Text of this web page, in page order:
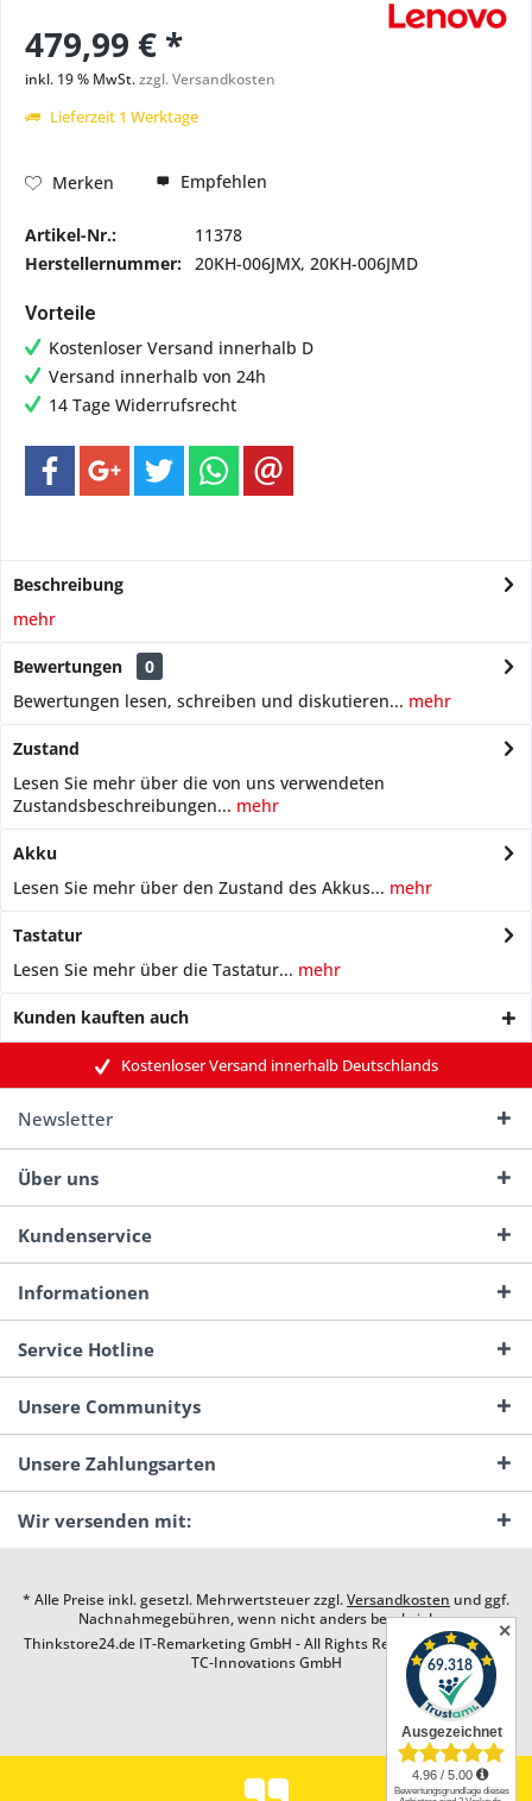
479,99 € *
inkl. 19 % MwSt.zzgl. Versandkosten
Lieferzeit 1 Werktage
Merken Empfehlen
Artikel-Nr.:
11378
Herstellernummer: 20KH-006JMX, 20KH-006JMD
Vorteile
Kostenloser Versand innerhalb D
Versand innerhalb von 24h
14 Tage Widerrufsrecht
Beschreibung
mehr
Bewertungen
0
Bewertungen lesen, schreiben und diskutieren... mehr
Zustand
Lesen Sie mehr über die von uns verwendeten
Zustandsbeschreibungen... mehr
Akku
Lesen Sie mehr über den Zustand des Akkus... mehr
Tastatur
Lesen Sie mehr über die Tastatur... mehr
Kunden kauften auch
Kostenloser Versand innerhalb Deutschlands
Newsletter
Über uns
Kundenservice
Informationen
Service Hotline
Unsere Communitys
Unsere Zahlungsarten
Wir versenden mit:
* Alle Preise inkl. gesetzl. Mehrwertsteuer zzgl.Versandkosten und ggf.
Nachnahmegebühren, wenn nicht anders beschrieben
Thinkstore24.de IT-Remarketing GmbH - All Rights Reserved. Design by
TC-Innovations GmbH
✕